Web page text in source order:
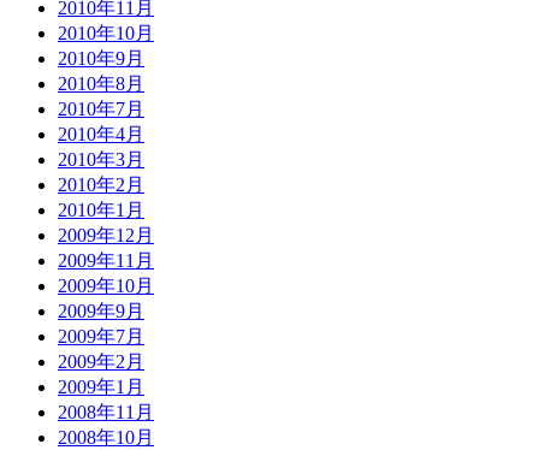
2010年11月
2010年10月
2010年9月
2010年8月
2010年7月
2010年4月
2010年3月
2010年2月
2010年1月
2009年12月
2009年11月
2009年10月
2009年9月
2009年7月
2009年2月
2009年1月
2008年11月
2008年10月